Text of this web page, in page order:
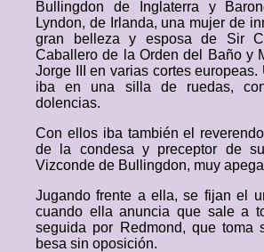
Bullingdon de Inglaterra y
Lyndon, de Irlanda, una mujer de
gran belleza y esposa de Sir
Caballero de la Orden del Baño y
Jorge III en varias cortes
iba en una silla de ruedas,
dolencias.
Con ellos iba también el
de la condesa y preceptor de
Vizconde de Bullingdon, muy
Jugando frente a ella, se fijan el
cuando ella anuncia que sale a
seguida por Redmond, que toma
besa sin oposición.